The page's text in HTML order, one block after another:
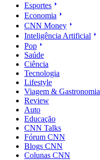
Esportes
Economia
CNN Money
Inteligência Artificial
Pop
Saúde
Ciência
Tecnologia
Lifestyle
Viagem & Gastronomia
Review
Auto
Educação
CNN Talks
Fórum CNN
Blogs CNN
Colunas CNN